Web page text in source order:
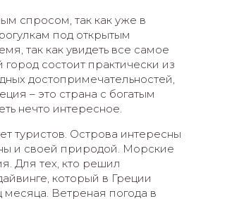
спросом, так как уже в
под открытым
так как увидеть все самое
состоит практически из
достопримечательностей,
– это страна с богатым
нечто интересное.
туристов. Острова интересны
и своей природой. Морские
Для тех, кто решил
который в Греции
месяца. Ветреная погода в